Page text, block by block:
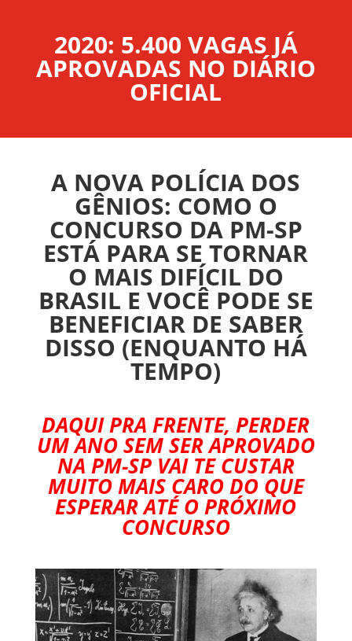
2020: 5.400 VAGAS JÁ
APROVADAS NO DIÁRIO
OFICIAL
A NOVA POLÍCIA DOS
GÊNIOS: COMO O
CONCURSO DA PM-SP
ESTÁ PARA SE TORNAR
O MAIS DIFÍCIL DO
BRASIL E VOCÊ PODE SE
BENEFICIAR DE SABER
DISSO (ENQUANTO HÁ
TEMPO)
DAQUI PRA FRENTE, PERDER
UM ANO SEM SER APROVADO
NA PM-SP VAI TE CUSTAR
MUITO MAIS CARO DO QUE
ESPERAR ATÉ O PRÓXIMO
CONCURSO